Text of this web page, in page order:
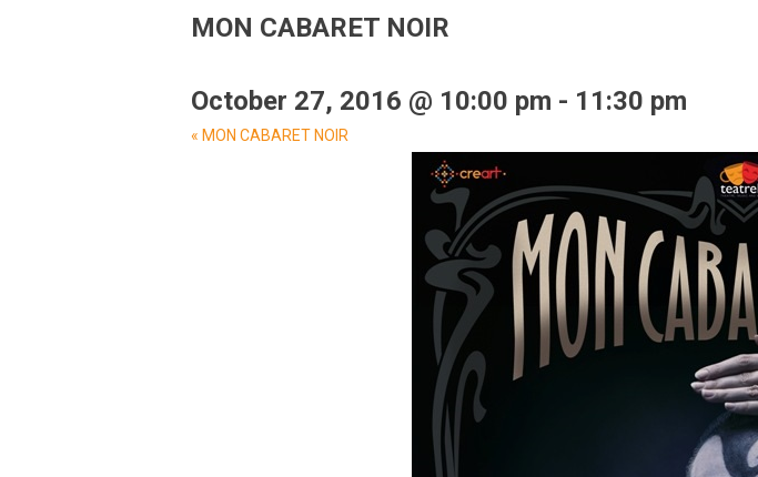
MON CABARET NOIR
October 27, 2016 @ 10:00 pm - 11:30 pm
Event
« MON CABARET NOIR